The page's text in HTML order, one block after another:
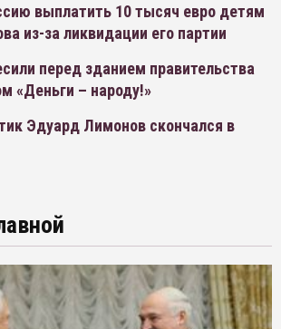
выплатить 10 тысяч евро детям
из-за ликвидации его партии
перед зданием правительства
«Деньги – народу!»
Эдуард Лимонов скончался в